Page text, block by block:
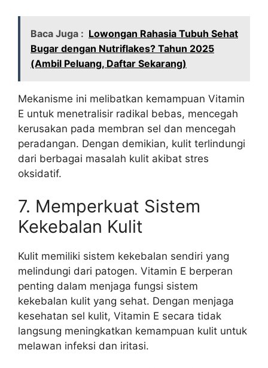
Baca Juga : Lowongan Rahasia Tubuh Sehat
Bugar dengan Nutriflakes? Tahun 2025
(Ambil Peluang, Daftar Sekarang)
Mekanisme ini melibatkan kemampuan Vitamin
E untuk menetralisir radikal bebas, mencegah
kerusakan pada membran sel dan mencegah
peradangan. Dengan demikian, kulit terlindungi
dari berbagai masalah kulit akibat stres
oksidatif.
7. Memperkuat Sistem
Kekebalan Kulit
Kulit memiliki sistem kekebalan sendiri yang
melindungi dari patogen. Vitamin E berperan
penting dalam menjaga fungsi sistem
kekebalan kulit yang sehat. Dengan menjaga
kesehatan sel kulit, Vitamin E secara tidak
langsung meningkatkan kemampuan kulit untuk
melawan infeksi dan iritasi.